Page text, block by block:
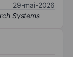
29-mai-2026